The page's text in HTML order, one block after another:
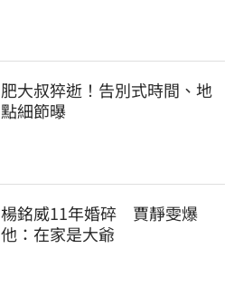
肥大叔猝逝！告別式時間、地
點細節曝
楊銘威11年婚碎　賈靜雯爆
他：在家是大爺